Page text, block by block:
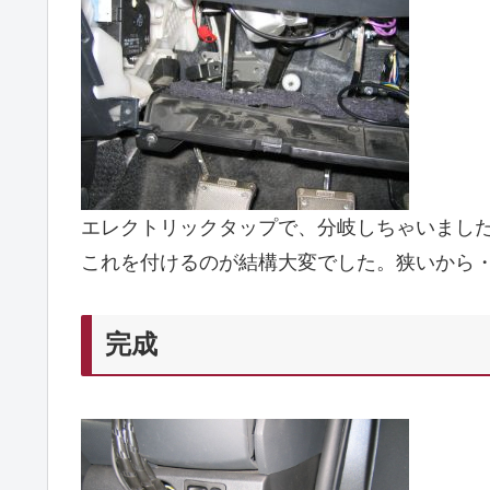
エレクトリックタップで、分岐しちゃいました
これを付けるのが結構大変でした。狭いから・
完成